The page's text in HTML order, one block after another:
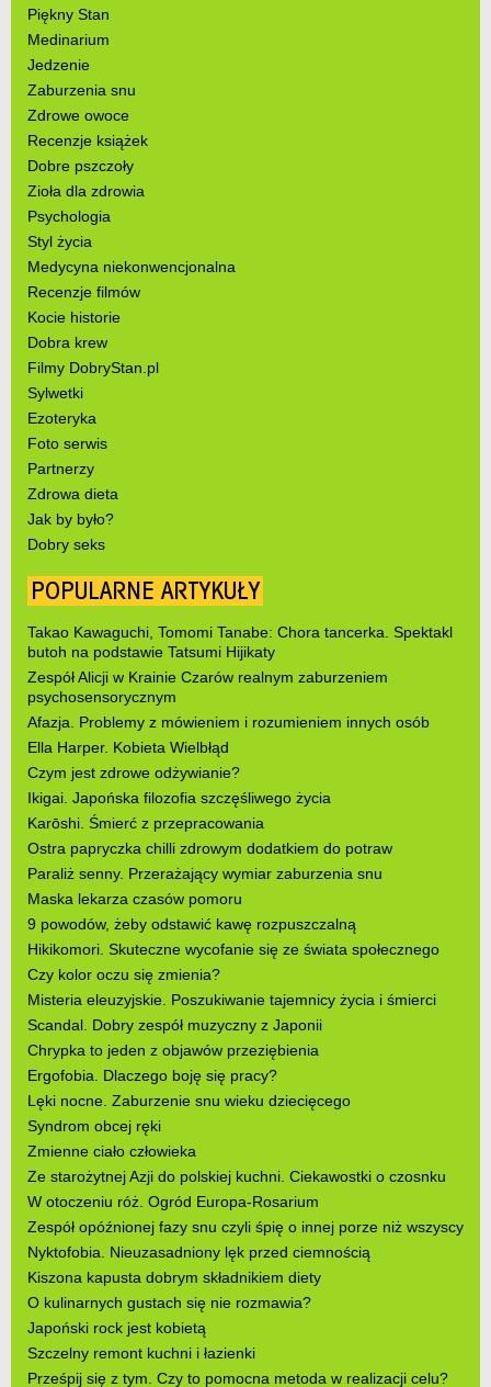
Piękny Stan
Medinarium
Jedzenie
Zaburzenia snu
Zdrowe owoce
Recenzje książek
Dobre pszczoły
Zioła dla zdrowia
Psychologia
Styl życia
Medycyna niekonwencjonalna
Recenzje filmów
Kocie historie
Dobra krew
Filmy DobryStan.pl
Sylwetki
Ezoteryka
Foto serwis
Partnerzy
Zdrowa dieta
Jak by było?
Dobry seks
POPULARNE ARTYKUŁY
Takao Kawaguchi, Tomomi Tanabe: Chora tancerka. Spektakl
butoh na podstawie Tatsumi Hijikaty
Zespół Alicji w Krainie Czarów realnym zaburzeniem
psychosensorycznym
Afazja. Problemy z mówieniem i rozumieniem innych osób
Ella Harper. Kobieta Wielbłąd
Czym jest zdrowe odżywianie?
Ikigai. Japońska filozofia szczęśliwego życia
Karōshi. Śmierć z przepracowania
Ostra papryczka chilli zdrowym dodatkiem do potraw
Paraliż senny. Przerażający wymiar zaburzenia snu
Maska lekarza czasów pomoru
9 powodów, żeby odstawić kawę rozpuszczalną
Hikikomori. Skuteczne wycofanie się ze świata społecznego
Czy kolor oczu się zmienia?
Misteria eleuzyjskie. Poszukiwanie tajemnicy życia i śmierci
Scandal. Dobry zespół muzyczny z Japonii
Chrypka to jeden z objawów przeziębienia
Ergofobia. Dlaczego boję się pracy?
Lęki nocne. Zaburzenie snu wieku dziecięcego
Syndrom obcej ręki
Zmienne ciało człowieka
Ze starożytnej Azji do polskiej kuchni. Ciekawostki o czosnku
W otoczeniu róż. Ogród Europa-Rosarium
Zespół opóźnionej fazy snu czyli śpię o innej porze niż wszyscy
Nyktofobia. Nieuzasadniony lęk przed ciemnością
Kiszona kapusta dobrym składnikiem diety
O kulinarnych gustach się nie rozmawia?
Japoński rock jest kobietą
Szczelny remont kuchni i łazienki
Prześpij się z tym. Czy to pomocna metoda w realizacji celu?